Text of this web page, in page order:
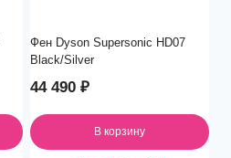
Фен Dyson Supersonic HD07
Black/Silver
44 490 ₽
В корзину